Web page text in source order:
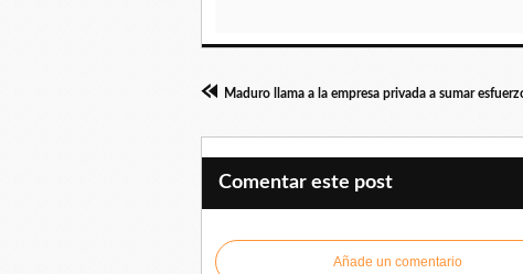
Comentar este post
Añade un comentario